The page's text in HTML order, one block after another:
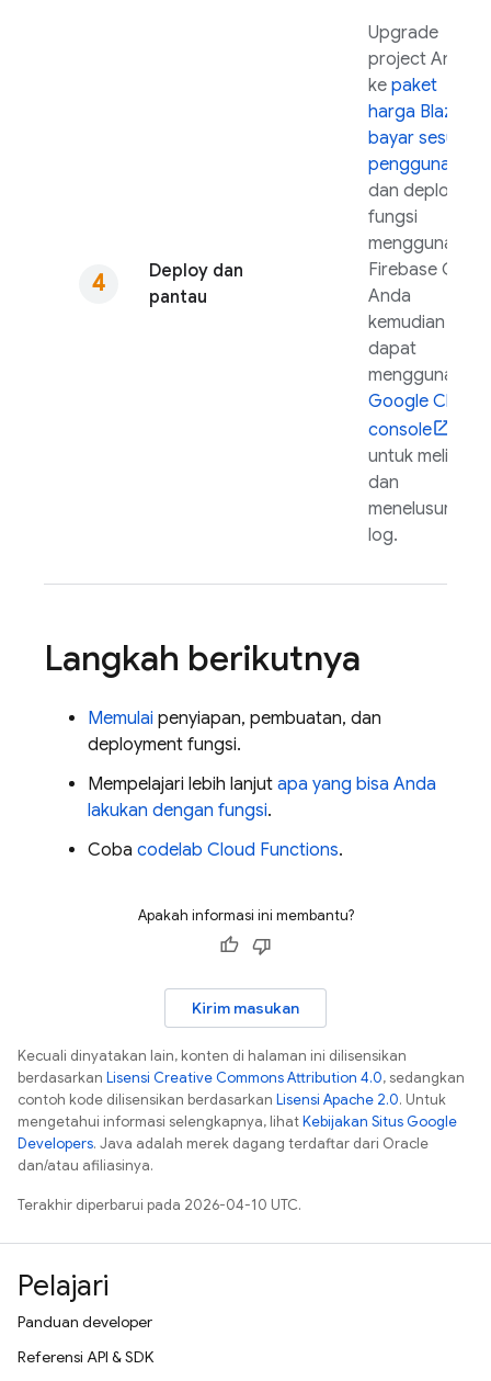
Deploy dan
pantau
Upgrade
project Anda
ke paket
harga Blaze
bayar sesuai
penggunaan
dan deploy
fungsi
menggunakan
Firebase CLI.
Anda
kemudian
dapat
menggunakan
Google Cloud
console
untuk melihat
dan
menelusuri
log.
Langkah berikutnya
Memulai penyiapan, pembuatan, dan
deployment fungsi.
Mempelajari lebih lanjut apa yang bisa Anda
lakukan dengan fungsi.
Coba codelab Cloud Functions.
Apakah informasi ini membantu?
Kirim masukan
Kecuali dinyatakan lain, konten di halaman ini dilisensikan
berdasarkan Lisensi Creative Commons Attribution 4.0, sedangkan
contoh kode dilisensikan berdasarkan Lisensi Apache 2.0. Untuk
mengetahui informasi selengkapnya, lihatKebijakan Situs Google
Developers. Java adalah merek dagang terdaftar dari Oracle
dan/atau afiliasinya.
Terakhir diperbarui pada 2026-04-10 UTC.
Pelajari
Panduan developer
Referensi API & SDK